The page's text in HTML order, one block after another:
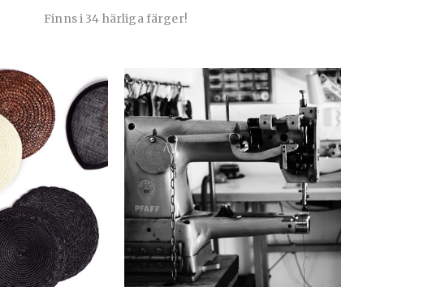
Finns i 34 härliga färger!